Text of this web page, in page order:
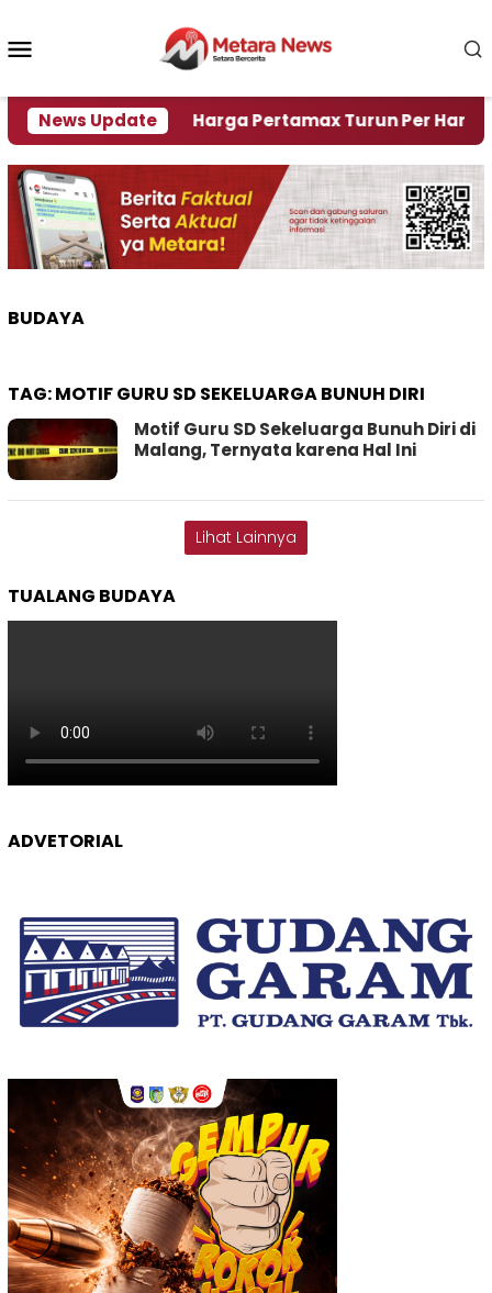
konten
News Update
Krisi Air Harga Pertamax Turun Per Hari Ini,
BUDAYA
TAG:MOTIF GURU SD SEKELUARGA BUNUH DIRI
Motif Guru SD Sekeluarga Bunuh Diri di
Malang, Ternyata karena Hal Ini
Lihat Lainnya
TUALANG BUDAYA
ADVETORIAL